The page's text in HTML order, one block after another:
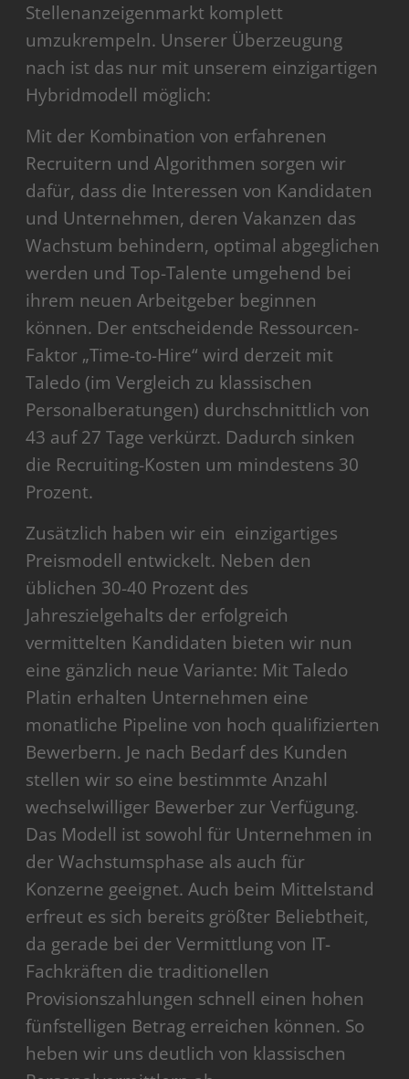
Stellenanzeigenmarkt komplett
umzukrempeln. Unserer Überzeugung
nach ist das nur mit unserem einzigartigen
Hybridmodell möglich:
Mit der Kombination von erfahrenen
Recruitern und Algorithmen sorgen wir
dafür, dass die Interessen von Kandidaten
und Unternehmen, deren Vakanzen das
Wachstum behindern, optimal abgeglichen
werden und Top-Talente umgehend bei
ihrem neuen Arbeitgeber beginnen
können. Der entscheidende Ressourcen-
Faktor „Time-to-Hire“ wird derzeit mit
Taledo (im Vergleich zu klassischen
Personalberatungen) durchschnittlich von
43 auf 27 Tage verkürzt. Dadurch sinken
die Recruiting-Kosten um mindestens 30
Prozent.
Zusätzlich haben wir ein einzigartiges
Preismodell entwickelt. Neben den
üblichen 30-40 Prozent des
Jahreszielgehalts der erfolgreich
vermittelten Kandidaten bieten wir nun
eine gänzlich neue Variante: Mit Taledo
Platin erhalten Unternehmen eine
monatliche Pipeline von hoch qualifizierten
Bewerbern. Je nach Bedarf des Kunden
stellen wir so eine bestimmte Anzahl
wechselwilliger Bewerber zur Verfügung.
Das Modell ist sowohl für Unternehmen in
der Wachstumsphase als auch für
Konzerne geeignet. Auch beim Mittelstand
erfreut es sich bereits größter Beliebtheit,
da gerade bei der Vermittlung von IT-
Fachkräften die traditionellen
Provisionszahlungen schnell einen hohen
fünfstelligen Betrag erreichen können. So
heben wir uns deutlich von klassischen